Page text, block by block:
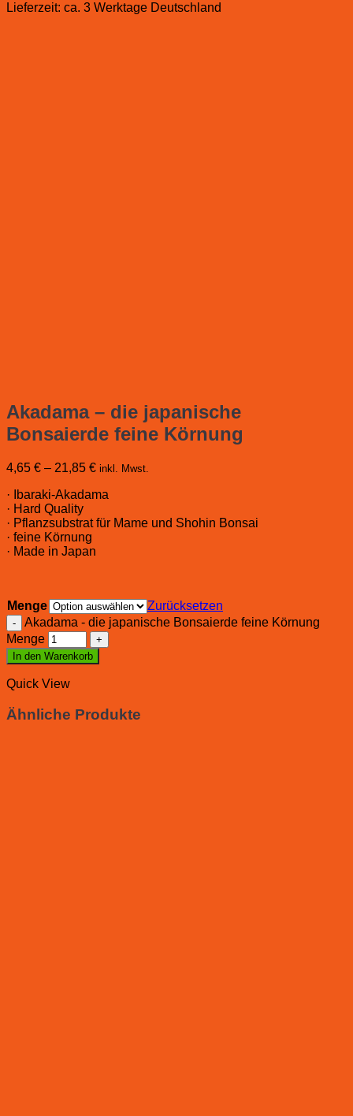
Lieferzeit: ca. 3 Werktage Deutschland
Akadama – die japanische
Bonsaierde feine Körnung
4,65 € – 21,85 € inkl. Mwst.
· Ibaraki-Akadama
· Hard Quality
· Pflanzsubstrat für Mame und Shohin Bonsai
· feine Körnung
· Made in Japan
Menge
Zurücksetzen
Akadama - die japanische Bonsaierde feine Körnung
Menge
In den Warenkorb
Quick View
Ähnliche Produkte